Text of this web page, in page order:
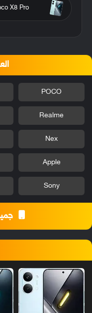
X8 Pro
POCO
Realme
Nex
Apple
Sony